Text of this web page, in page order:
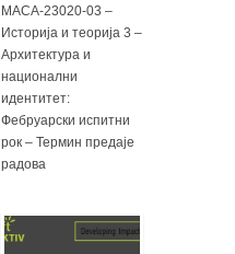
МАСА-23020-03 –
Историја и теорија 3 –
Архитектура и
национални
идентитет:
Фебруарски испитни
рок – Термин предаје
радова